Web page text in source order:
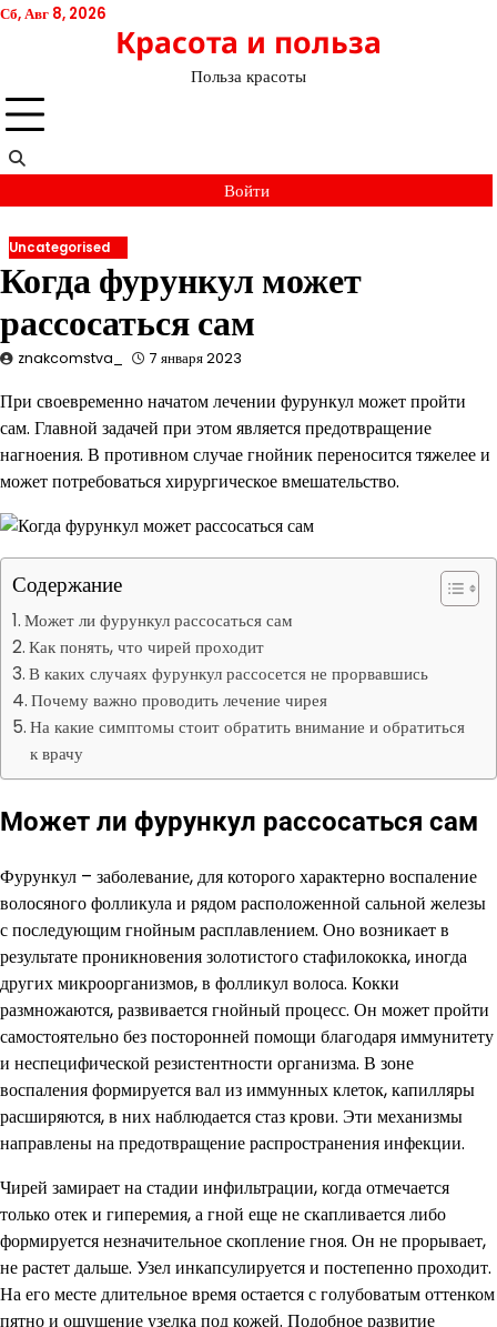
Перейти
Сб, Авг 8, 2026
Красота и польза
Польза красоты
Войти
Uncategorised
Когда фурункул может
рассосаться сам
znakcomstva_ 7 января 2023
При своевременно начатом лечении фурункул может пройти
сам. Главной задачей при этом является предотвращение
нагноения. В противном случае гнойник переносится тяжелее и
может потребоваться хирургическое вмешательство.
Содержание
Может ли фурункул рассосаться сам
Как понять, что чирей проходит
В каких случаях фурункул рассосется не прорвавшись
Почему важно проводить лечение чирея
На какие симптомы стоит обратить внимание и обратиться
к врачу
Может ли фурункул рассосаться сам
Фурункул – заболевание, для которого характерно воспаление
волосяного фолликула и рядом расположенной сальной железы
с последующим гнойным расплавлением. Оно возникает в
результате проникновения золотистого стафилококка, иногда
других микроорганизмов, в фолликул волоса. Кокки
размножаются, развивается гнойный процесс. Он может пройти
самостоятельно без посторонней помощи благодаря иммунитету
и неспецифической резистентности организма. В зоне
воспаления формируется вал из иммунных клеток, капилляры
расширяются, в них наблюдается стаз крови. Эти механизмы
направлены на предотвращение распространения инфекции.
Чирей замирает на стадии инфильтрации, когда отмечается
только отек и гиперемия, а гной еще не скапливается либо
формируется незначительное скопление гноя. Он не прорывает,
не растет дальше. Узел инкапсулируется и постепенно проходит.
На его месте длительное время остается с голубоватым оттенком
пятно и ощущение узелка под кожей. Подобное развитие